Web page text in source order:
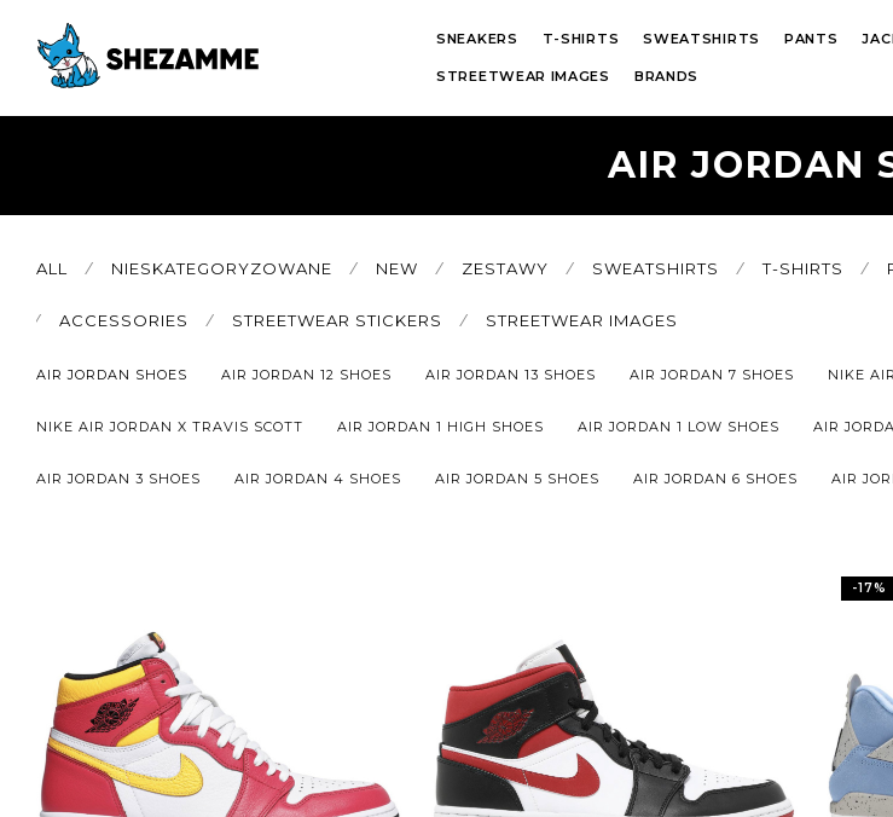
SNEAKERS T-SHIRTS SWEATSHIRTS PANTS
STREETWEAR IMAGES BRANDS
AIR JORDAN
ALL ⁄ NIESKATEGORYZOWANE ⁄ NEW ⁄ ZESTAWY ⁄ SWEATSHIRTS ⁄ T-SHIRTS ⁄
⁄ ACCESSORIES ⁄ STREETWEAR STICKERS ⁄ STREETWEAR IMAGES
AIR JORDAN SHOES AIR JORDAN 12 SHOES AIR JORDAN 13 SHOES AIR JORDAN 7 SHOES NIKE
NIKE AIR JORDAN X TRAVIS SCOTT AIR JORDAN 1 HIGH SHOES AIR JORDAN 1 LOW SHOES AIR
AIR JORDAN 3 SHOES AIR JORDAN 4 SHOES AIR JORDAN 5 SHOES AIR JORDAN 6 SHOES AIR
-17%